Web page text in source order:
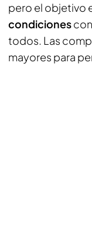
pero el objetivo
condiciones
todos. Las
mayores para